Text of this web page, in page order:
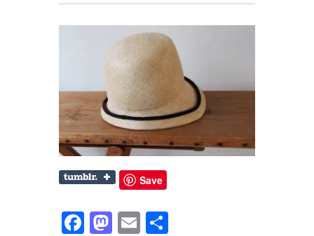
Save
Facebook
Mastodon
Email